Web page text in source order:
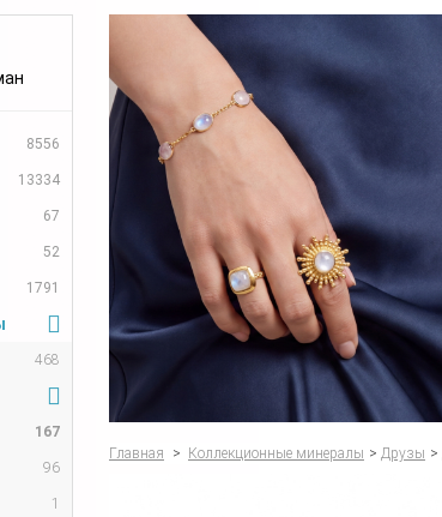
8556
13334
67
52
1791
468
167
96
1
Главная > Коллекционные минералы > Друзы >